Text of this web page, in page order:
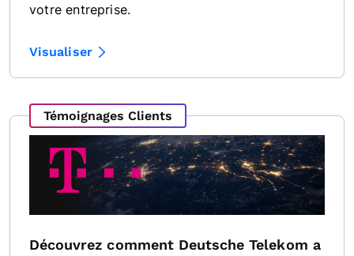
votre entreprise.
Visualiser
Témoignages Clients
Découvrez comment Deutsche Telekom a